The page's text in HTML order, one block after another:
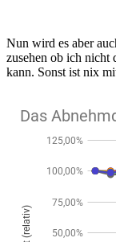
Nun wird es aber
zusehen ob ich nicht
kann. Sonst ist nix